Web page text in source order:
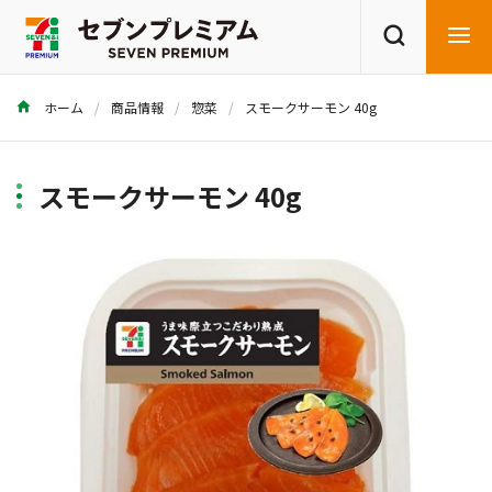
商品を探す
ホーム 商品情報 惣菜 スモークサーモン 40g
スモークサーモン 40g